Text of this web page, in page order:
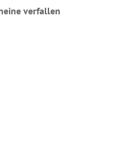
verfallen